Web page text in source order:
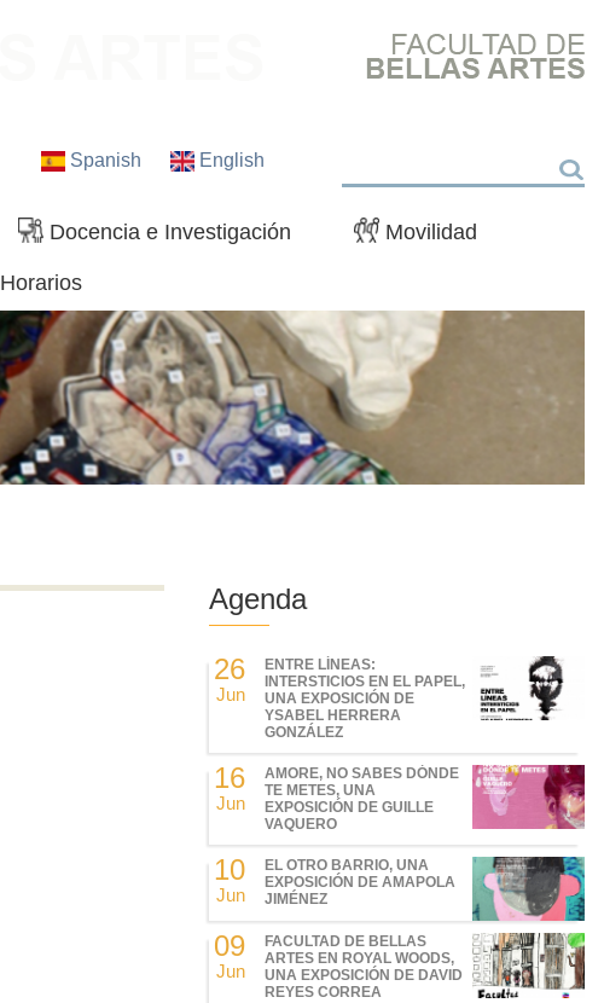
Spanish English
Docencia e Investigación
Movilidad
Horarios
Agenda
26
Jun
ENTRE LÍNEAS:
INTERSTICIOS EN EL PAPEL,
UNA EXPOSICIÓN DE
YSABEL HERRERA
GONZÁLEZ
16
Jun
AMORE, NO SABES DÓNDE
TE METES, UNA
EXPOSICIÓN DE GUILLE
VAQUERO
10
Jun
EL OTRO BARRIO, UNA
EXPOSICIÓN DE AMAPOLA
JIMÉNEZ
09
Jun
FACULTAD DE BELLAS
ARTES EN ROYAL WOODS,
UNA EXPOSICIÓN DE DAVID
REYES CORREA